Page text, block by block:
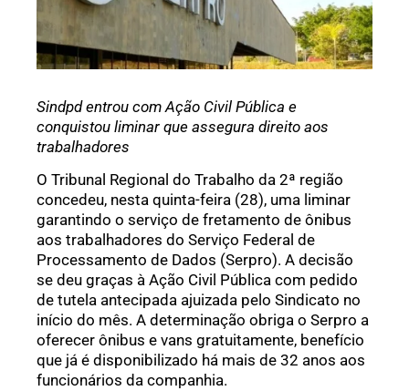
Sindpd entrou com Ação Civil Pública e
conquistou liminar que assegura direito aos
trabalhadores
O Tribunal Regional do Trabalho da 2ª região
concedeu, nesta quinta-feira (28), uma liminar
garantindo o serviço de fretamento de ônibus
aos trabalhadores do Serviço Federal de
Processamento de Dados (Serpro). A decisão
se deu graças à Ação Civil Pública com pedido
de tutela antecipada ajuizada pelo Sindicato no
início do mês. A determinação obriga o Serpro a
oferecer ônibus e vans gratuitamente, benefício
que já é disponibilizado há mais de 32 anos aos
funcionários da companhia.